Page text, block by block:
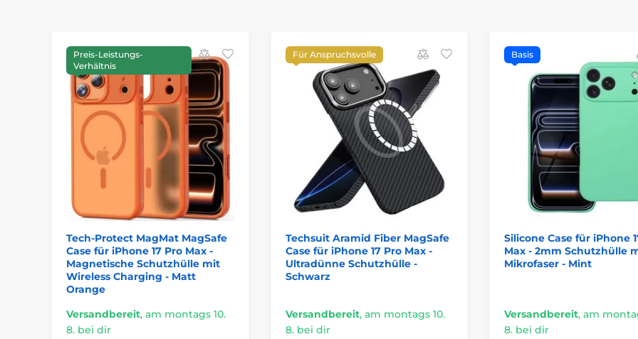
Preis-Leistungs-
Verhältnis
Tech-Protect MagMat MagSafe
Case für iPhone 17 Pro Max -
Magnetische Schutzhülle mit
Wireless Charging - Matt
Orange
Versandbereit, am montags 10.
8. bei dir
Für Anspruchsvolle
Techsuit Aramid Fiber MagSafe
Case für iPhone 17 Pro Max -
Ultradünne Schutzhülle -
Schwarz
Versandbereit, am montags 10.
8. bei dir
Basis
Silicone Case für iPhone
Max - 2mm Schutzhülle
Mikrofaser - Mint
Versandbereit, am
8. bei dir